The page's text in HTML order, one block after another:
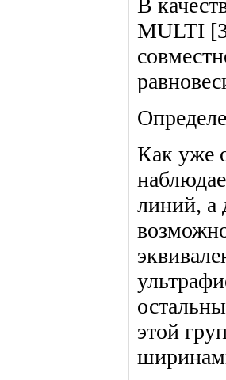
В
MULTI
Как уже
линий, а
этой